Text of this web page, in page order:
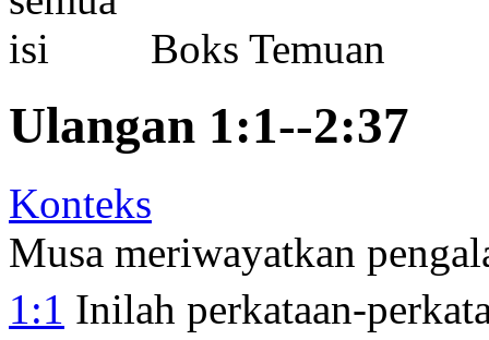
Boks Temuan
Ulangan 1:1--2:37
Konteks
Musa meriwayatkan
1:1 Inilah perkataan-